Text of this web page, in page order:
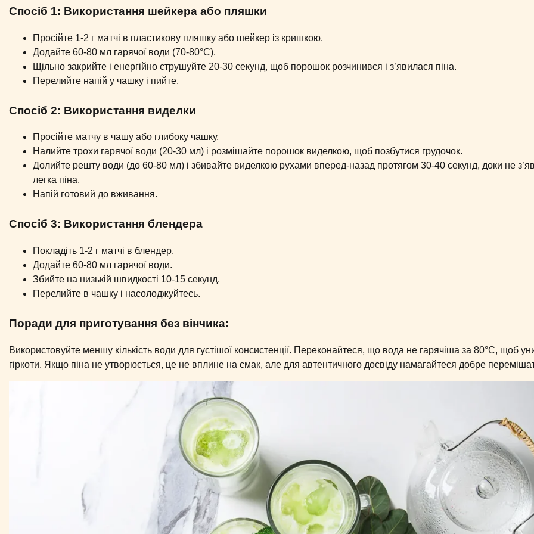
Спосіб 1: Використання шейкера або пляшки
Просійте 1-2 г матчі в пластикову пляшку або шейкер із кришкою.
Додайте 60-80 мл гарячої води (70-80°C).
Щільно закрийте і енергійно струшуйте 20-30 секунд, щоб порошок розчинився і з’явилася піна.
Перелийте напій у чашку і пийте.
Спосіб 2: Використання виделки
Просійте матчу в чашу або глибоку чашку.
Налийте трохи гарячої води (20-30 мл) і розмішайте порошок виделкою, щоб позбутися грудочок.
Долийте решту води (до 60-80 мл) і збивайте виделкою рухами вперед-назад протягом 30-40 секунд, доки не
легка піна.
Напій готовий до вживання.
Спосіб 3: Використання блендера
Покладіть 1-2 г матчі в блендер.
Додайте 60-80 мл гарячої води.
Збийте на низькій швидкості 10-15 секунд.
Перелийте в чашку і насолоджуйтесь.
Поради для приготування без вінчика:
Використовуйте меншу кількість води для густішої консистенції. Переконайтеся, що вода не гарячіша за 80°C, щоб
гіркоти. Якщо піна не утворюється, це не вплине на смак, але для автентичного досвіду намагайтеся добре